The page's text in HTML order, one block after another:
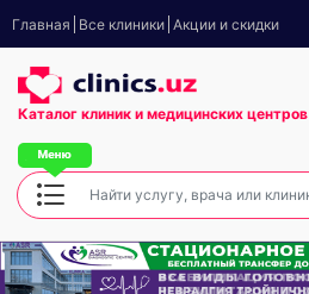
Главная Все клиники Акции и скидки
Каталог клиник и медицинских центров